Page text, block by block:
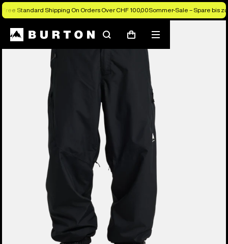
Free Standard Shipping On Orders Over CHF 100,00Sommer-Sale – Spare bis
SuchenWarenkorb
Menü
Die Experten von Burton erklären es dir